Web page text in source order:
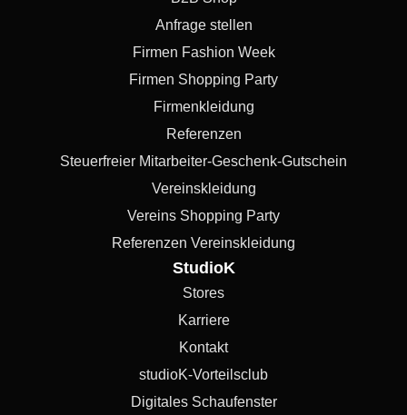
Anfrage stellen
Firmen Fashion Week
Firmen Shopping Party
Firmenkleidung
Referenzen
Steuerfreier Mitarbeiter-Geschenk-Gutschein
Vereinskleidung
Vereins Shopping Party
Referenzen Vereinskleidung
StudioK
Stores
Karriere
Kontakt
studioK-Vorteilsclub
Digitales Schaufenster